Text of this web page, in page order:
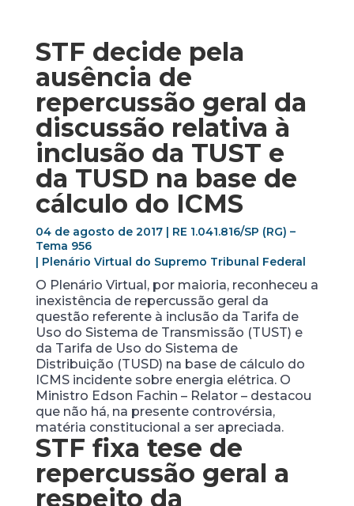
STF decide pela
ausência de
repercussão geral da
discussão relativa à
inclusão da TUST e
da TUSD na base de
cálculo do ICMS
04 de agosto de 2017 | RE 1.041.816/SP (RG) –
Tema 956
| Plenário Virtual do Supremo Tribunal Federal
O Plenário Virtual, por maioria, reconheceu a
inexistência de repercussão geral da
questão referente à inclusão da Tarifa de
Uso do Sistema de Transmissão (TUST) e
da Tarifa de Uso do Sistema de
Distribuição (TUSD) na base de cálculo do
ICMS incidente sobre energia elétrica. O
Ministro Edson Fachin – Relator – destacou
que não há, na presente controvérsia,
matéria constitucional a ser apreciada.
STF fixa tese de
repercussão geral a
respeito da